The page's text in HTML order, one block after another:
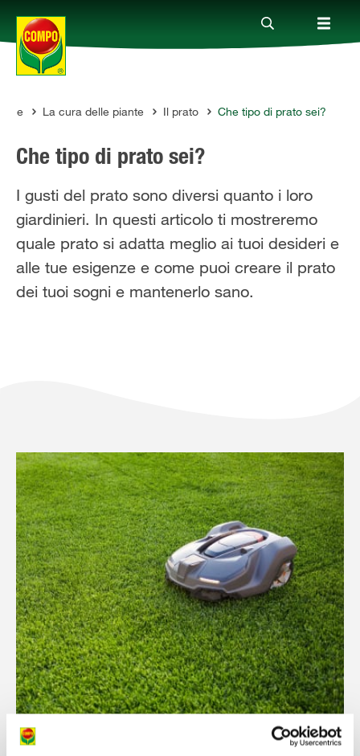
Prodotti
Magazine
Mondi Tematici
Info
La cura delle piante Il prato Che tipo di prato sei?
Che tipo di prato sei?
I gusti del prato sono diversi quanto i loro
giardinieri. In questi articolo ti mostreremo
quale prato si adatta meglio ai tuoi desideri e
alle tue esigenze e come puoi creare il prato
dei tuoi sogni e mantenerlo sano.